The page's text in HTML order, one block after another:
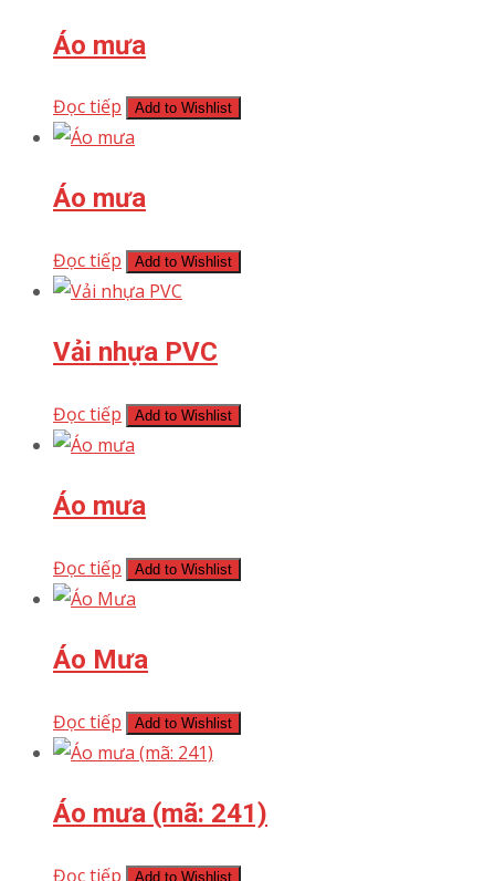
Áo mưa
Đọc tiếp Add to Wishlist
Áo mưa
Đọc tiếp Add to Wishlist
Vải nhựa PVC
Đọc tiếp Add to Wishlist
Áo mưa
Đọc tiếp Add to Wishlist
Áo Mưa
Đọc tiếp Add to Wishlist
Áo mưa (mã: 241)
Đọc tiếp Add to Wishlist